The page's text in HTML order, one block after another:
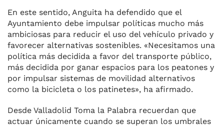
En este sentido, Anguita ha defendido que el
Ayuntamiento debe impulsar políticas mucho más
ambiciosas para reducir el uso del vehículo privado y
favorecer alternativas sostenibles. «Necesitamos una
política más decidida a favor del transporte público,
más decidida por ganar espacios para los peatones y
por impulsar sistemas de movilidad alternativos
como la bicicleta o los patinetes», ha afirmado.
Desde Valladolid Toma la Palabra recuerdan que
actuar únicamente cuando se superan los umbrales